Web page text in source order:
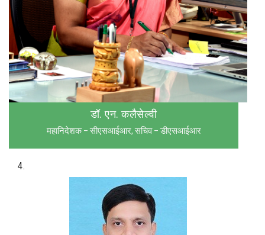
डॉ. एन. कलैसेल्वी
महानिदेशक – सीएसआईआर, सचिव – डीएसआईआर
4.